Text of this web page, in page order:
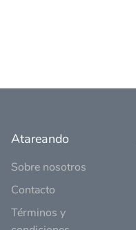
Atareando
Sobre nosotros
Contacto
Términos y